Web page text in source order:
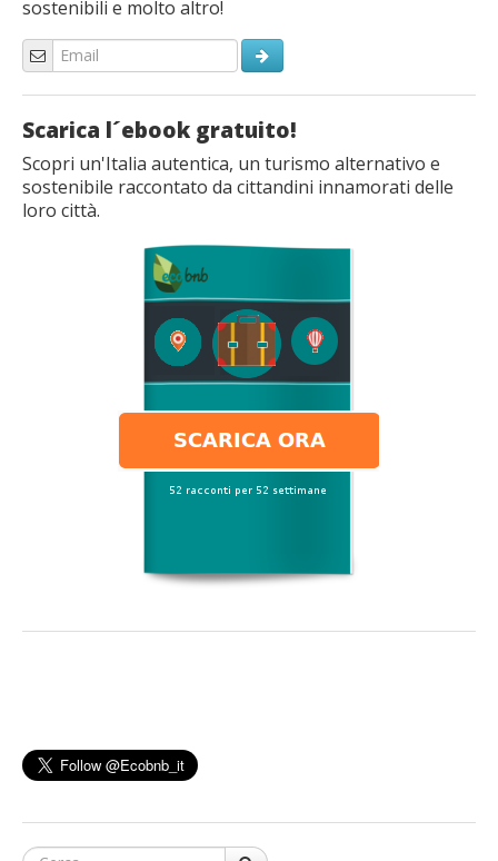
sostenibili e molto altro!
Scarica l´ebook gratuito!
Scopri un'Italia autentica, un turismo alternativo e
sostenibile raccontato da cittandini innamorati delle
loro città.
Cerca